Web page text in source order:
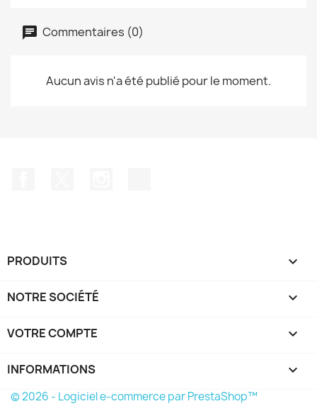
Commentaires (0)
Aucun avis n'a été publié pour le moment.
PRODUITS 
NOTRE SOCIÉTÉ 
VOTRE COMPTE 
INFORMATIONS keyboard_arrow_down
© 2026 - Logiciel e-commerce par PrestaShop™